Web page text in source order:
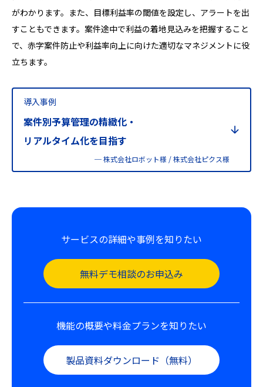
がわかります。また、目標利益率の閾値を設定し、アラートを出
すこともできます。案件途中で利益の着地見込みを把握すること
で、赤字案件防止や利益率向上に向けた適切なマネジメントに役
立ちます。
導入事例
案件別予算管理の精緻化・
リアルタイム化を目指す
─ 株式会社ロボット様 / 株式会社ピクス様
サービスの詳細や事例を知りたい
無料デモ相談のお申込み
機能の概要や料金プランを知りたい
製品資料ダウンロード（無料）